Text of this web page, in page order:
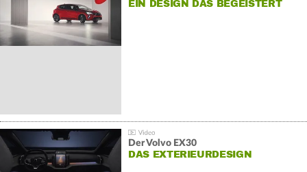
EIN DESIGN DAS BEGEISTERT
Der Volvo EX30
DAS EXTERIEURDESIGN